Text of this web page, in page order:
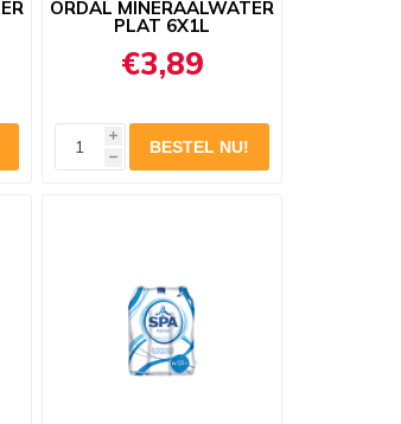
ORDAL MINERAALWATER
PLAT 6X1L
€3,89
i
h